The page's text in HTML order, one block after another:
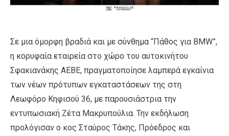
Σε μια όμορφη βραδιά και με σύνθημα “Πάθος για BMW”,
η κορυφαία εταιρεία στο χώρο του αυτοκινήτου
Σφακιανάκης ΑΕΒΕ, πραγματοποίησε λαμπερά εγκαίνια
των νέων πρότυπων εγκαταστάσεων της στη
Λεωφόρο Κηφισού 36, με παρουσιάστρια την
εντυπωσιακή Ζέτα Μακρυπούλια. Την εκδήλωση
προλόγισαν ο κος Σταύρος Τάκης, Πρόεδρος και